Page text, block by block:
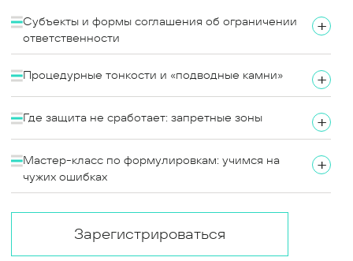
Субъекты и формы соглашения об ограничении
ответственности
+
Процедурные тонкости и «подводные камни» +
Где защита не сработает: запретные зоны +
Мастер-класс по формулировкам: учимся на
чужих ошибках
+
Зарегистрироваться